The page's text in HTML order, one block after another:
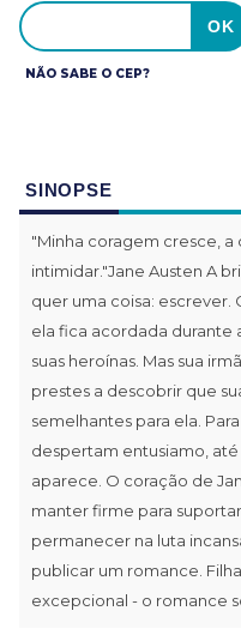
NÃO SABE O CEP?
SINOPSE
"Minha coragem cresce,
intimidar."Jane Austen A
quer uma coisa: escrever.
ela fica acordada durante
suas heroínas. Mas sua
prestes a descobrir que
semelhantes para ela.
despertam entusiamo,
aparece. O coração de
manter firme para
permanecer na luta
publicar um romance.
excepcional - o romance